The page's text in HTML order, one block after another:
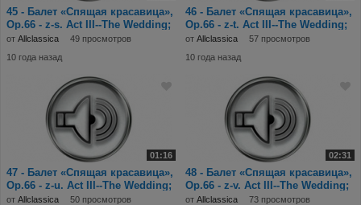
45 - Балет «Спящая красавица»,
Op.66 - z-s. Act III--The Wedding;
N.25
от Allclassica
49 просмотров
10 года назад
46 - Балет «Спящая красавица»,
Op.66 - z-t. Act III--The Wedding;
N.26
от Allclassica
57 просмотров
10 года назад
01:16
47 - Балет «Спящая красавица»,
Op.66 - z-u. Act III--The Wedding;
N.27
от Allclassica
50 просмотров
02:31
48 - Балет «Спящая красавица»,
Op.66 - z-v. Act III--The Wedding;
N.27
от Allclassica
73 просмотров